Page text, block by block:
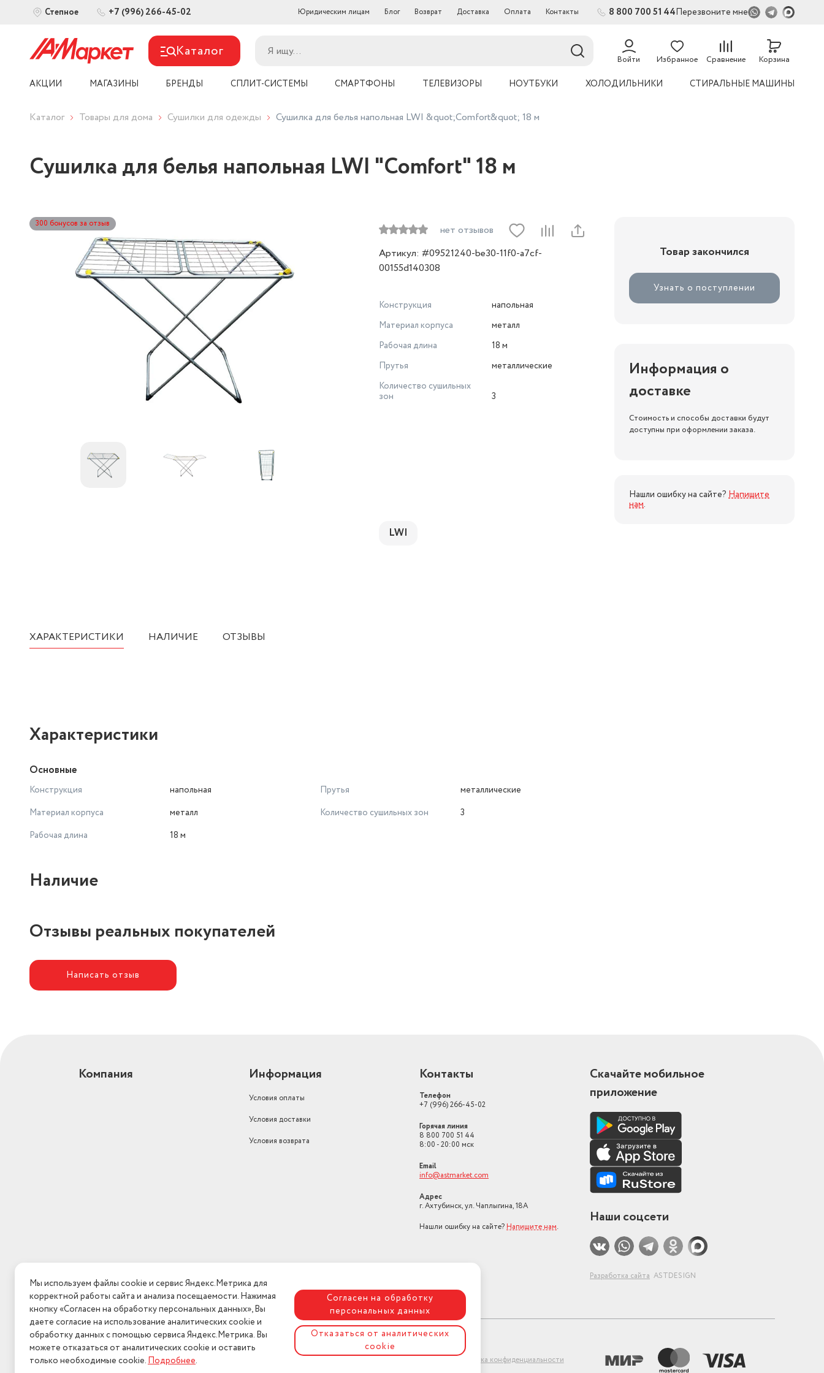
Степное +7 (996) 266-45-02 Юридическим лицам Блог Возврат Доставка Оплата Контакты 8 800 700 51 44Перезвоните мне
Каталог Войти Избранное Сравнение
54
Корзина
АКЦИИ МАГАЗИНЫ БРЕНДЫ СПЛИТ-СИСТЕМЫ СМАРТФОНЫ ТЕЛЕВИЗОРЫ НОУТБУКИ ХОЛОДИЛЬНИКИ СТИРАЛЬНЫЕ МАШИНЫ
Каталог Товары для дома Сушилки для одежды Сушилка для белья напольная LWI &quot;Comfort&quot; 18 м
Сушилка для белья напольная LWI "Comfort" 18 м
300 бонусов за отзыв
нет отзывов
Артикул: #09521240-be30-11f0-a7cf-
00155d140308
Конструкция
напольная
Материал корпуса
металл
Рабочая длина
18 м
Прутья
металлические
Количество сушильных
зон
3
LWI
Товар закончился
Узнать о поступлении
Информация о
доставке
Стоимость и способы доставки будут
доступны при оформлении заказа.
Нашли ошибку на сайте? Напишите
нам.
ХАРАКТЕРИСТИКИ НАЛИЧИЕ ОТЗЫВЫ
Характеристики
Основные
Конструкция
напольная
Материал корпуса
металл
Рабочая длина
18 м
Прутья
металлические
Количество сушильных зон
3
Наличие
Отзывы реальных покупателей
Написать отзыв
Компания Информация
Условия оплаты
Условия доставки
Условия возврата
Контакты
Телефон
+7 (996) 266-45-02
Горячая линия
8 800 700 51 44
8:00 - 20:00 мск
Email
info@astmarket.com
Адрес
г. Ахтубинск, ул. Чаплыгина, 18А
Нашли ошибку на сайте? Напишите нам.
Скачайте мобильное
приложение
Наши соцсети
Разработка сайта ASTDESIGN
Политика конфиденциальности
Мы используем файлы cookie и сервис Яндекс.Метрика для
корректной работы сайта и анализа посещаемости. Нажимая
кнопку «Согласен на обработку персональных данных», Вы
даете согласие на использование аналитических cookie и
обработку данных с помощью сервиса Яндекс.Метрика. Вы
можете отказаться от аналитических cookie и оставить
только необходимые cookie.Подробнее.
Согласен на обработку
персональных данных
Отказаться от аналитических
cookie